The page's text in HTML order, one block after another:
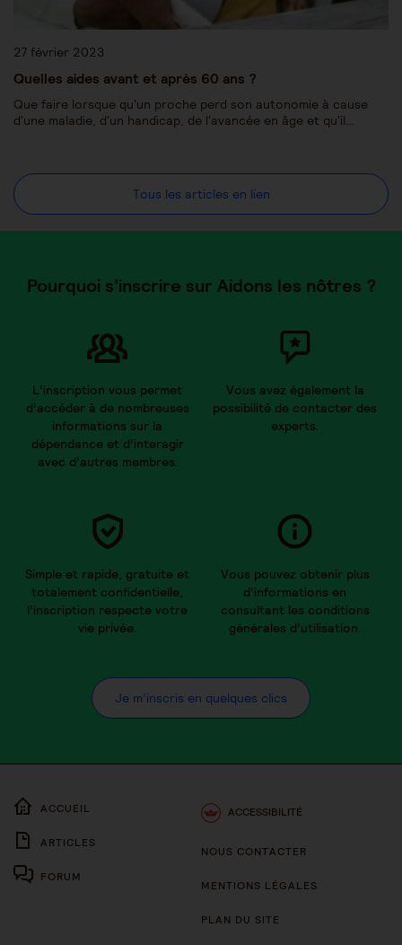
27 février 2023
Quelles aides avant et après 60 ans ?
Que faire lorsque qu'un proche perd son autonomie à cause
d'une maladie, d'un handicap, de l'avancée en âge et qu'il…
Tous les articles en lien
Pourquoi s’inscrire sur Aidons les nôtres ?
L’inscription vous permet
d’accéder à de nombreuses
informations sur la
dépendance et d’interagir
avec d’autres membres.
Vous avez également la
possibilité de contacter des
experts.
Simple et rapide, gratuite et
totalement confidentielle,
l’inscription respecte votre
vie privée.
Vous pouvez obtenir plus
d’informations en
consultant les conditions
générales d’utilisation.
Je m’inscris en quelques clics
ACCUEIL
ARTICLES
FORUM
ACCESSIBILITÉ
NOUS CONTACTER
MENTIONS LÉGALES
PLAN DU SITE